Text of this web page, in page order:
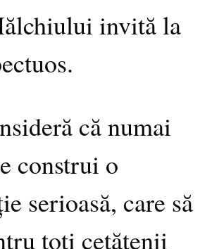
invită la
că numai
construi o
serioasă, care să
toți cetățenii